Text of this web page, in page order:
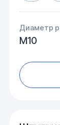
Диаметр
М10